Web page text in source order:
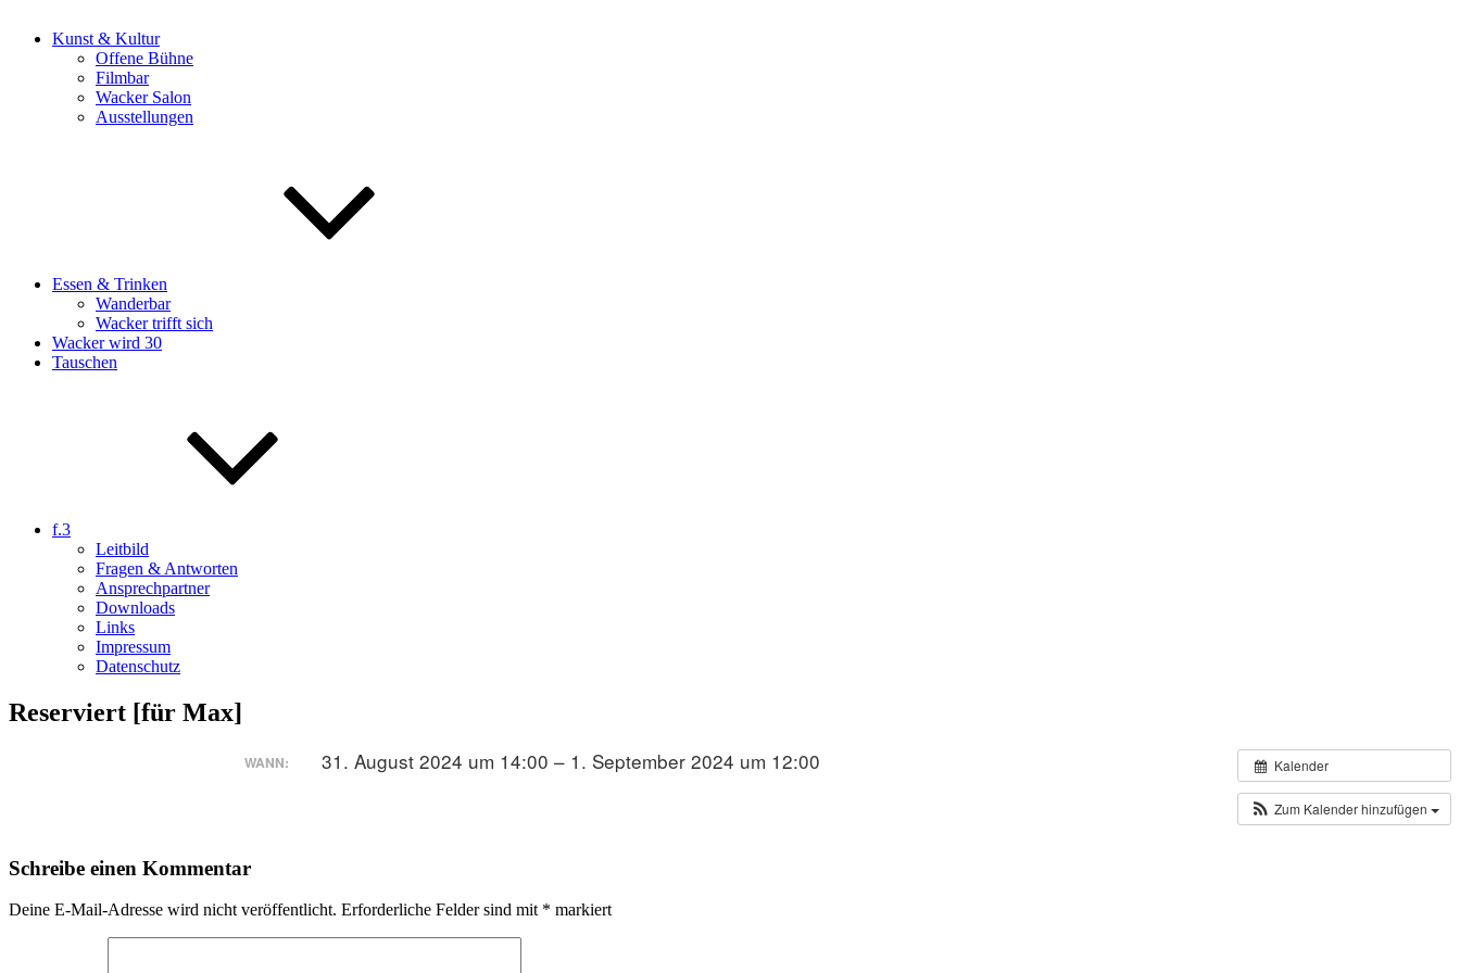
Kunst & Kultur
Offene Bühne
Filmbar
Wacker Salon
Ausstellungen
Essen & Trinken
Wanderbar
Wacker trifft sich
Wacker wird 30
Tauschen
f.3
Leitbild
Fragen & Antworten
Ansprechpartner
Downloads
Links
Impressum
Datenschutz
Reserviert [für Max]
Kalender
Zum Kalender hinzufügen
WANN: 31. August 2024 um 14:00 – 1. September 2024 um 12:00
Schreibe einen Kommentar
Deine E-Mail-Adresse wird nicht veröffentlicht. Erforderliche Felder sind mit * markiert